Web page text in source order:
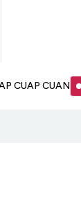
CUAP CUAN